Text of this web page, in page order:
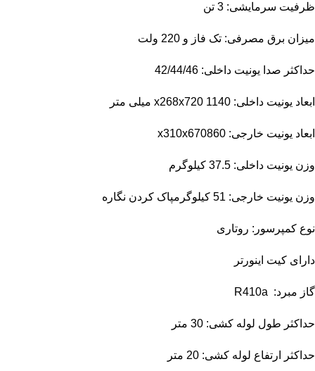
ظرفیت سرمایشی: 3 تن
میزان برق مصرفی: تک فاز و 220 ولت
حداکثر صدا یونیت داخلی: 42/44/46
ابعاد یونیت داخلی: x268x720 1140 میلی متر
ابعاد یونیت خارجی: x310x670860
وزن یونیت داخلی: 37.5 کیلوگرم
وزن یونیت خارجی: 51 کیلوگرمپاک کردن نگاره
نوع کمپرسور: روتاری
دارای کیت اینورتر
گاز مبرد: R410a
حداکثر طول لوله کشی: 30 متر
حداکثر ارتفاع لوله کشی: 20 متر